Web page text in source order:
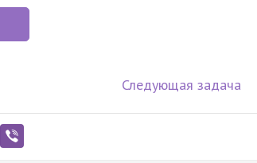
Следующая задача